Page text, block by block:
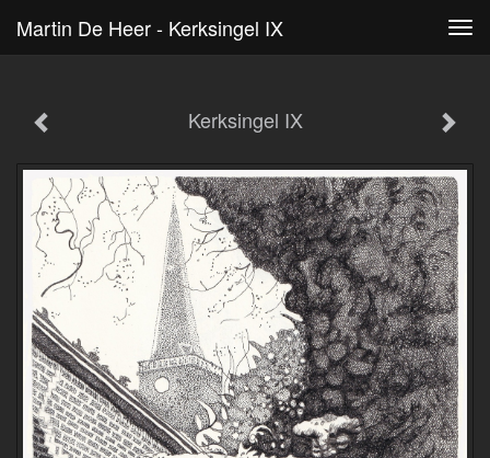
Martin De Heer - Kerksingel IX
Kerksingel IX